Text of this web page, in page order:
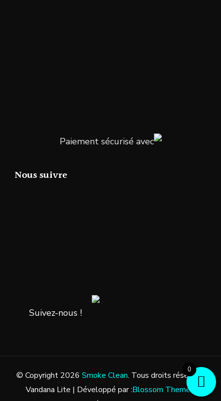
Paiement sécurisé avec
Nous suivre
Suivez-nous !
© Copyright 2026 Smoke Clean. Tous droits réservés.
Vandana Lite | Développé par :Blossom Themes
0